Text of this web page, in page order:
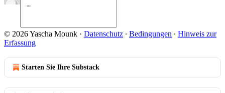
© 2026 Yascha Mounk · Datenschutz ∙ Bedingungen ∙ Hinweis zur
Erfassung
Starten Sie Ihre Substack